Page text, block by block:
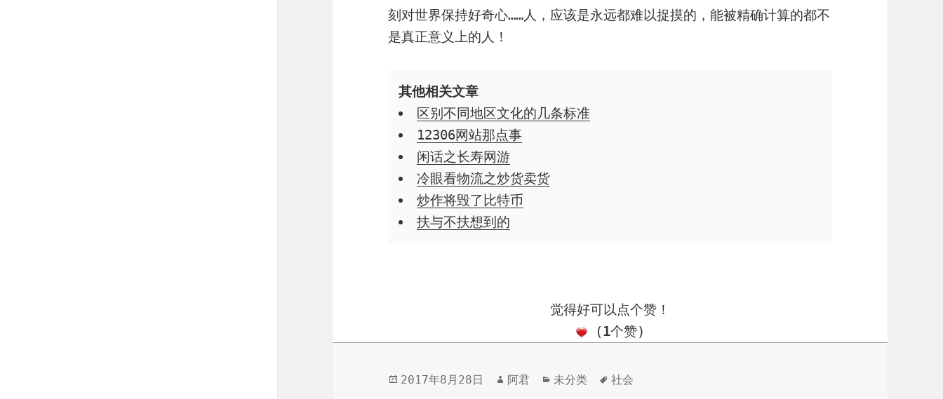
刻对世界保持好奇心……人，应该是永远都难以捉摸的，能被精确计算的都不
是真正意义上的人！
其他相关文章
区别不同地区文化的几条标准
12306网站那点事
闲话之长寿网游
冷眼看物流之炒货卖货
炒作将毁了比特币
扶与不扶想到的
觉得好可以点个赞！
(1个赞)
发
2017年8月28日
作
阿君
分
未分类
标
社会